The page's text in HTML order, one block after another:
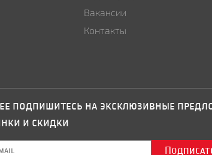
Вакансии
Контакты
подпишитесь на эксклюзивные
и скидки